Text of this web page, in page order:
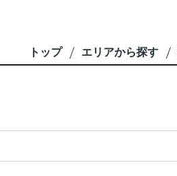
トップ エリアから探す